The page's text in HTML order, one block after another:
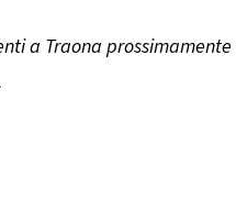
a Traona prossimamente